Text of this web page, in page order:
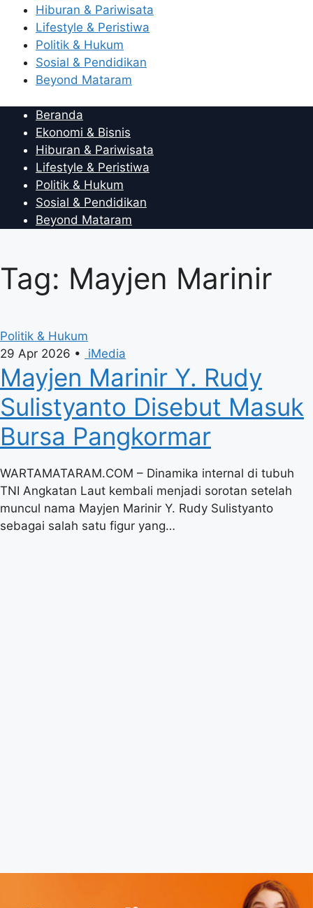
Hiburan & Pariwisata
Lifestyle & Peristiwa
Politik & Hukum
Sosial & Pendidikan
Beyond Mataram
Beranda
Ekonomi & Bisnis
Hiburan & Pariwisata
Lifestyle & Peristiwa
Politik & Hukum
Sosial & Pendidikan
Beyond Mataram
Tag: Mayjen Marinir
Politik & Hukum
29 Apr 2026 • iMedia
Mayjen Marinir Y. Rudy
Sulistyanto Disebut Masuk
Bursa Pangkormar
WARTAMATARAM.COM – Dinamika internal di tubuh
TNI Angkatan Laut kembali menjadi sorotan setelah
muncul nama Mayjen Marinir Y. Rudy Sulistyanto
sebagai salah satu figur yang…